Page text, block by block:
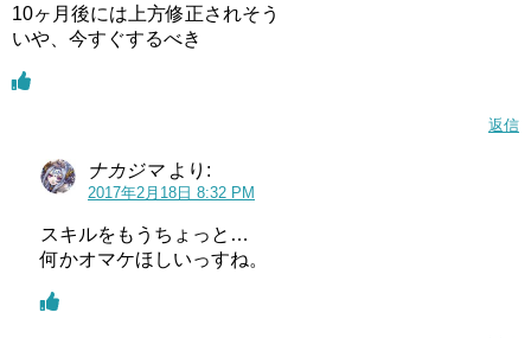
10ヶ月後には上方修正されそう
いや、今すぐするべき
返信
ナカジマ より:
2017年2月18日 8:32 PM
スキルをもうちょっと…
何かオマケほしいっすね。